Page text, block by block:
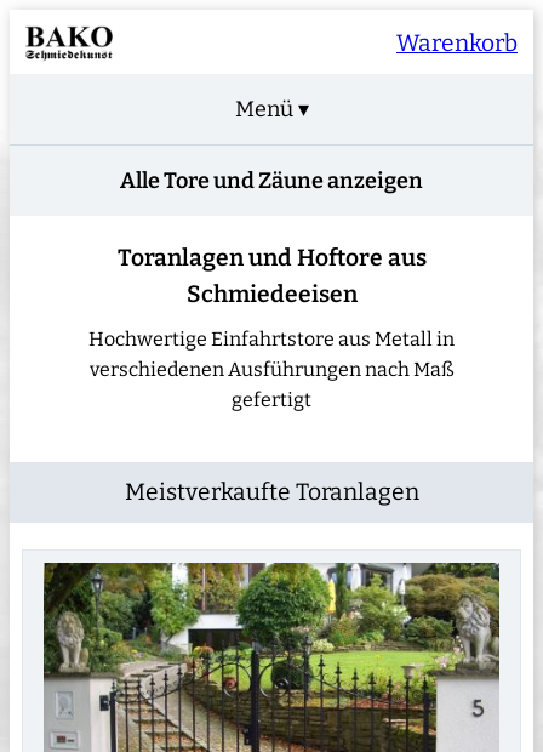
Warenkorb
Menü ▾
Alle Tore und Zäune anzeigen
Toranlagen und Hoftore aus
Schmiedeeisen
Hochwertige Einfahrtstore aus Metall in
verschiedenen Ausführungen nach Maß
gefertigt
Meistverkaufte Toranlagen